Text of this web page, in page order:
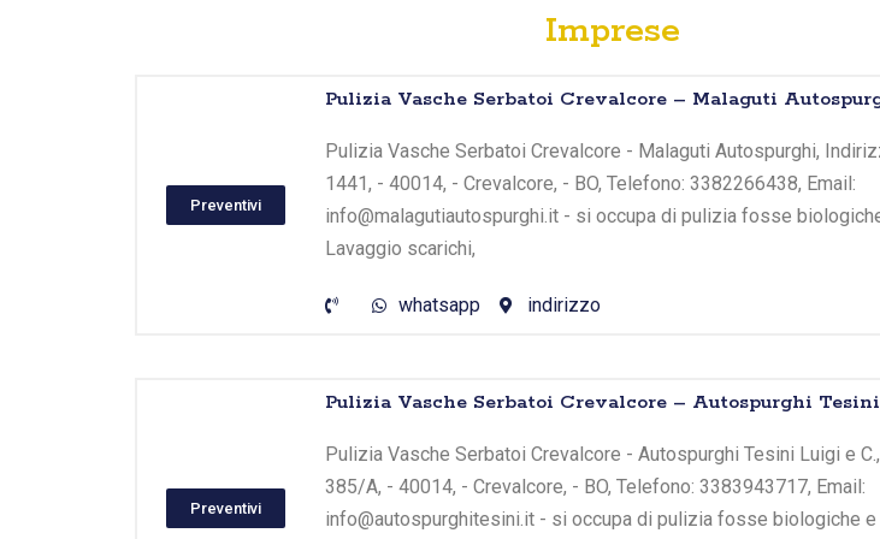
Imprese
Preventivi
Pulizia Vasche Serbatoi Crevalcore – Malaguti
Pulizia Vasche Serbatoi Crevalcore - Malaguti Autospurghi,
1441, - 40014, - Crevalcore, - BO, Telefono: 3382266438, Email:
info@malagutiautospurghi.it - si occupa di pulizia fosse
Lavaggio scarichi,
whatsapp indirizzo
Preventivi
Pulizia Vasche Serbatoi Crevalcore – Autospurghi
Pulizia Vasche Serbatoi Crevalcore - Autospurghi Tesini Luigi e
385/A, - 40014, - Crevalcore, - BO, Telefono: 3383943717, Email:
info@autospurghitesini.it - si occupa di pulizia fosse biologiche e